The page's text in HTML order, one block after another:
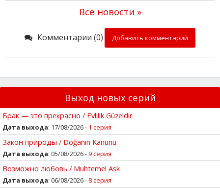
Все новости »
Комментарии (0) Добавить комментарий
Выход новых серий
Брак — это прекрасно / Evlilik Güzeldir
Дата выхода: 17/08/2026 - 1 серия
Закон природы / Doğanın Kanunu
Дата выхода: 05/08/2026 -9 серия
Возможно любовь / Muhtemel Ask
Дата выхода: 06/08/2026 - 8 серия